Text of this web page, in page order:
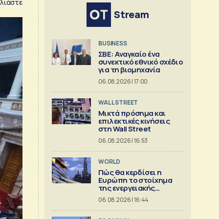
Stream
BUSINESS
ΣΒΕ: Αναγκαίο ένα
συνεκτικό εθνικό σχέδιο
για τη βιομηχανία
06.08.2026 | 17:00
WALL STREET
Μικτά πρόσημα και
επιλεκτικές κινήσεις
στη Wall Street
06.08.2026 | 16:53
WORLD
Πώς θα κερδίσει η
Ευρώπη το στοίχημα
της ενεργειακής
ασφάλειας
06.08.2026 | 16:44